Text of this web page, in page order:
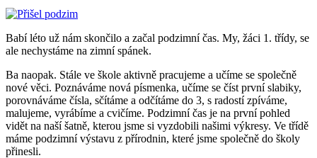
Babí léto už nám skončilo a začal podzimní čas. My, žáci 1. třídy, se
ale nechystáme na zimní spánek.
Ba naopak. Stále ve škole aktivně pracujeme a učíme se společně
nové věci. Poznáváme nová písmenka, učíme se číst první slabiky,
porovnáváme čísla, sčítáme a odčítáme do 3, s radostí zpíváme,
malujeme, vyrábíme a cvičíme. Podzimní čas je na první pohled
vidět na naší šatně, kterou jsme si vyzdobili našimi výkresy. Ve třídě
máme podzimní výstavu z přírodnin, které jsme společně do školy
přinesli.